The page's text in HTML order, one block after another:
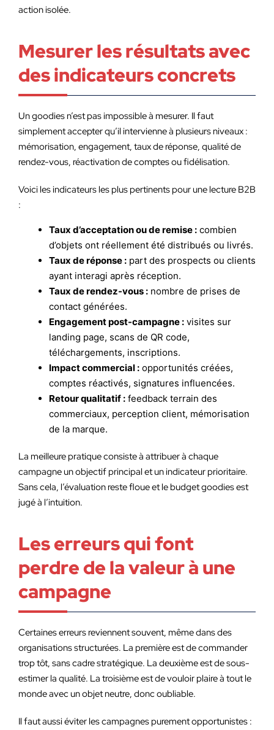
action isolée.
Mesurer les résultats avec
des indicateurs concrets
Un goodies n’est pas impossible à mesurer. Il faut
simplement accepter qu’il intervienne à plusieurs niveaux :
mémorisation, engagement, taux de réponse, qualité de
rendez-vous, réactivation de comptes ou fidélisation.
Voici les indicateurs les plus pertinents pour une lecture B2B
:
Taux d’acceptation ou de remise : combien
d’objets ont réellement été distribués ou livrés.
Taux de réponse : part des prospects ou clients
ayant interagi après réception.
Taux de rendez-vous : nombre de prises de
contact générées.
Engagement post-campagne : visites sur
landing page, scans de QR code,
téléchargements, inscriptions.
Impact commercial : opportunités créées,
comptes réactivés, signatures influencées.
Retour qualitatif : feedback terrain des
commerciaux, perception client, mémorisation
de la marque.
La meilleure pratique consiste à attribuer à chaque
campagne un objectif principal et un indicateur prioritaire.
Sans cela, l’évaluation reste floue et le budget goodies est
jugé à l’intuition.
Les erreurs qui font
perdre de la valeur à une
campagne
Certaines erreurs reviennent souvent, même dans des
organisations structurées. La première est de commander
trop tôt, sans cadre stratégique. La deuxième est de sous-
estimer la qualité. La troisième est de vouloir plaire à tout le
monde avec un objet neutre, donc oubliable.
Il faut aussi éviter les campagnes purement opportunistes :